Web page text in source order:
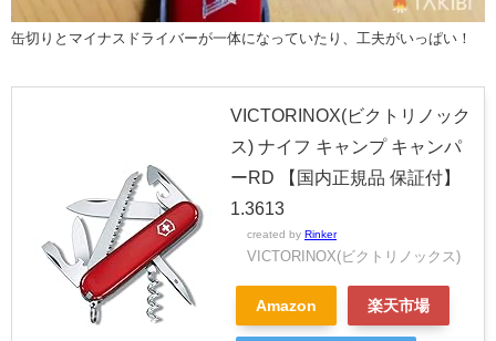
缶切りとマイナスドライバーが一体になっていたり、工夫がいっぱい！
VICTORINOX(ビクトリノック
ス) ナイフ キャンプ キャンパ
ーRD 【国内正規品 保証付】
1.3613
created by Rinker
VICTORINOX(ビクトリノックス)
Amazon 楽天市場